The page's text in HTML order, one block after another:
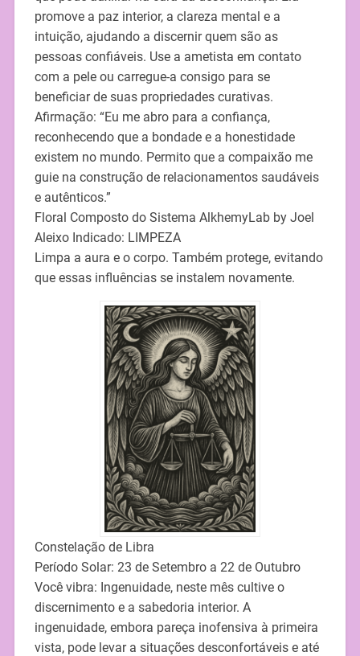
promove a paz interior, a clareza mental e a
intuição, ajudando a discernir quem são as
pessoas confiáveis. Use a ametista em contato
com a pele ou carregue-a consigo para se
beneficiar de suas propriedades curativas.
Afirmação: “Eu me abro para a confiança,
reconhecendo que a bondade e a honestidade
existem no mundo. Permito que a compaixão me
guie na construção de relacionamentos saudáveis
e autênticos.”
Floral Composto do Sistema AlkhemyLab by Joel
Aleixo Indicado: LIMPEZA
Limpa a aura e o corpo. Também protege, evitando
que essas influências se instalem novamente.
Constelação de Libra
Período Solar: 23 de Setembro a 22 de Outubro
Você vibra: Ingenuidade, neste mês cultive o
discernimento e a sabedoria interior. A
ingenuidade, embora pareça inofensiva à primeira
vista, pode levar a situações desconfortáveis e até